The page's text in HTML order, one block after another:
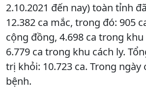
2.10.2021 đến nay) toàn tỉnh
12.382 ca mắc, trong đó: 905
cộng đồng, 4.698 ca trong
6.779 ca trong khu cách ly.
trị khỏi: 10.723 ca. Trong ngày
bệnh.